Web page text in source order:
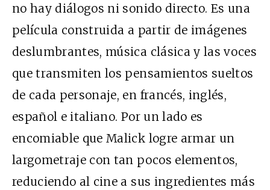
no hay diálogos ni sonido directo. Es una
película construida a partir de imágenes
deslumbrantes, música clásica y las voces
que transmiten los pensamientos sueltos
de cada personaje, en francés, inglés,
español e italiano. Por un lado es
encomiable que Malick logre armar un
largometraje con tan pocos elementos,
reduciendo al cine a sus ingredientes más